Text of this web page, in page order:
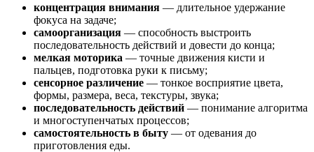
концентрация внимания — длительное удержание
фокуса на задаче;
самоорганизация — способность выстроить
последовательность действий и довести до конца;
мелкая моторика — точные движения кисти и
пальцев, подготовка руки к письму;
сенсорное различение — тонкое восприятие цвета,
формы, размера, веса, текстуры, звука;
последовательность действий — понимание алгоритма
и многоступенчатых процессов;
самостоятельность в быту — от одевания до
приготовления еды.